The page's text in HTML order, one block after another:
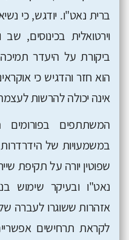
ברית נאט"ו. יודגש, כי
וירטואלית בכינוסים,
ביקורת על היעדר
הוא חזר והדגיש כי
אינה יכולה להרשות
המשתתפים בפורומים
במשמעויות של
שפוטין יורה על תקיפת
נאט"ו ובעיקר שימוש
אזהרות ששוגרו לעברה
לקראת תרחישים